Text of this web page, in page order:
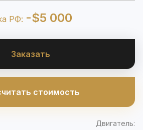
РФ: -$5 000
Заказать
стоимость
Двигатель: